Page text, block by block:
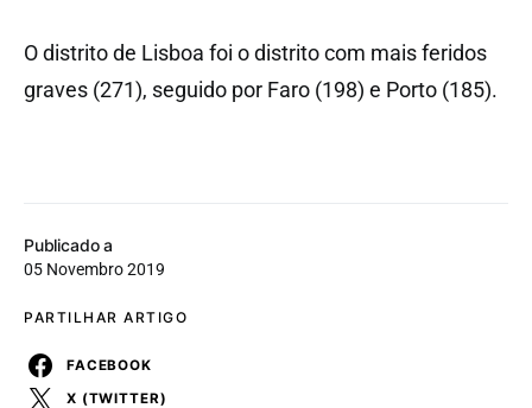
Publicado a
05 Novembro 2019
PARTILHAR ARTIGO
FACEBOOK
X (TWITTER)
O distrito de Lisboa foi o distrito com mais feridos
graves (271), seguido por Faro (198) e Porto (185).